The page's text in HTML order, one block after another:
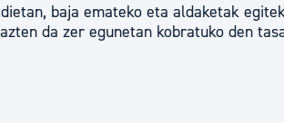
baja emateko eta aldaketak
da zer egunetan kobratuko den